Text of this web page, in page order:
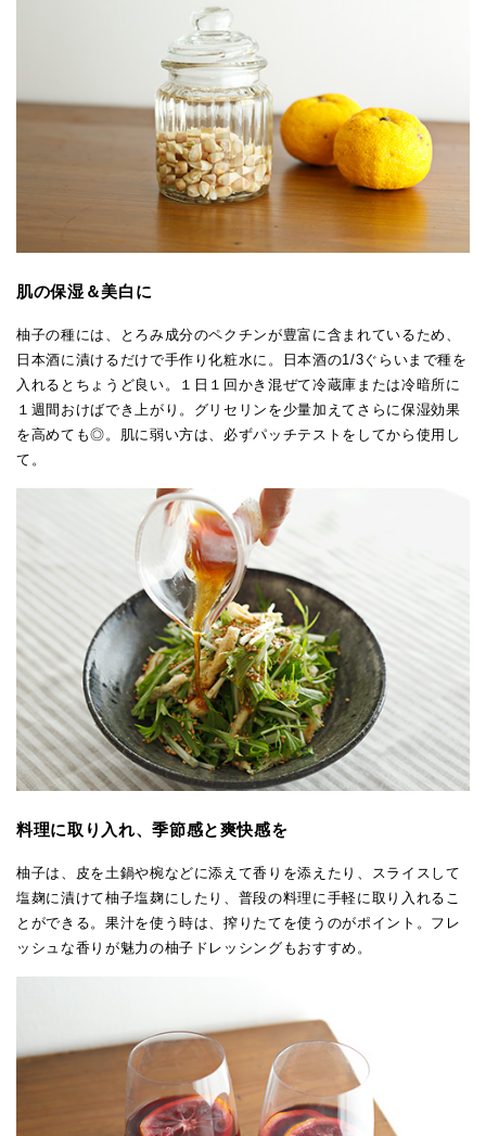
肌の保湿＆美白に
柚子の種には、とろみ成分のペクチンが豊富に含まれているため、
日本酒に漬けるだけで手作り化粧水に。日本酒の1/3ぐらいまで種を
入れるとちょうど良い。１日１回かき混ぜて冷蔵庫または冷暗所に
１週間おけばでき上がり。グリセリンを少量加えてさらに保湿効果
を高めても◎。肌に弱い方は、必ずパッチテストをしてから使用し
て。
料理に取り入れ、季節感と爽快感を
柚子は、皮を土鍋や椀などに添えて香りを添えたり、スライスして
塩麹に漬けて柚子塩麹にしたり、普段の料理に手軽に取り入れるこ
とができる。果汁を使う時は、搾りたてを使うのがポイント。フレ
ッシュな香りが魅力の柚子ドレッシングもおすすめ。